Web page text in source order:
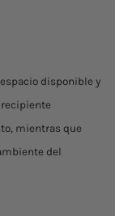
disponible y
mientras que
del